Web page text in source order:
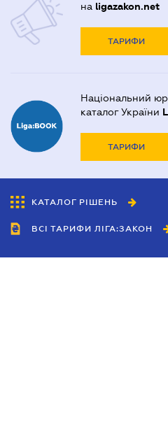
на ligazakon.net
ТАРИФИ
Національний
каталог України
ТАРИФИ
КАТАЛОГ РІШЕНЬ
ВСІ ТАРИФИ ЛІГА:ЗАКОН